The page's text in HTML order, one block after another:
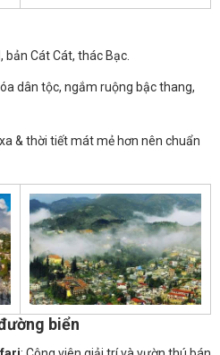
, bản Cát Cát, thác Bạc.
dân tộc, ngắm ruộng bậc thang,
& thời tiết mát mẻ hơn nên chuẩn
biển